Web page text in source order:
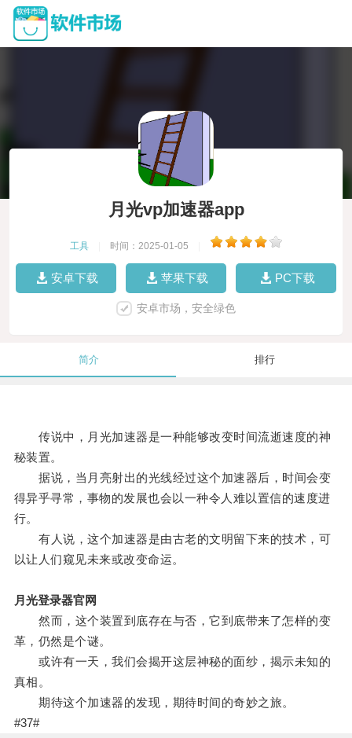
月光vp加速器app
工具 时间：2025-01-05
安卓下载 苹果下载 PC下载
安卓市场，安全绿色
简介 排行
传说中，月光加速器是一种能够改变时间流逝速度的神
秘装置。
据说，当月亮射出的光线经过这个加速器后，时间会变
得异乎寻常，事物的发展也会以一种令人难以置信的速度进
行。
有人说，这个加速器是由古老的文明留下来的技术，可
以让人们窥见未来或改变命运。
月光登录器官网
然而，这个装置到底存在与否，它到底带来了怎样的变
革，仍然是个谜。
或许有一天，我们会揭开这层神秘的面纱，揭示未知的
真相。
期待这个加速器的发现，期待时间的奇妙之旅。
#37#